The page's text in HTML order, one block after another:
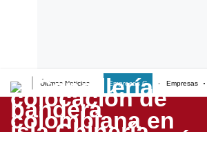
Últimas Noticias Empresas G Empresas
Lo último
Peru Quiosco